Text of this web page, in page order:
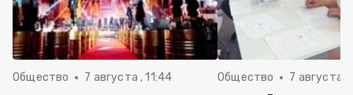
Общество 7 августа , 11:44 Общество 7 августа ,